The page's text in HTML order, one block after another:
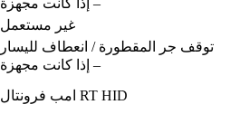
– إذا كانت مجهزة
غير مستعمل
توقف جر المقطورة / انعطاف لليسار
– إذا كانت مجهزة
امب فرونتال RT HID